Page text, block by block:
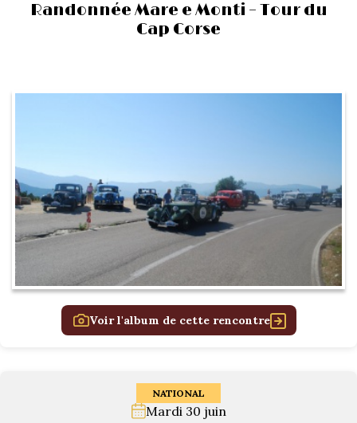
Randonnée Mare e Monti – Tour du
Cap Corse
Voir l'album de cette rencontre
NATIONAL
Mardi 30 juin